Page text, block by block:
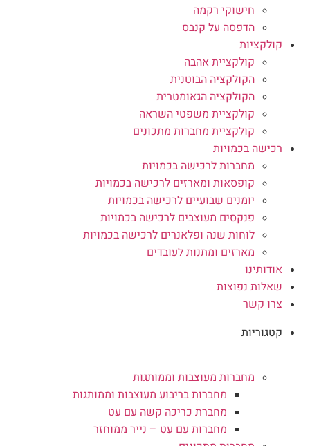
חישוקי רקמה
הדפסה על קנבס
קולקציות
קולקציית אהבה
הקולקציה הבוטנית
הקולקציה הגאומטרית
קולקציית משפטי השראה
קולקציית מחברות מתכונים
רכישה בכמויות
מחברות לרכישה בכמויות
קופסאות ומארזים לרכישה בכמויות
יומנים שבועיים לרכישה בכמויות
פנקסים מעוצבים לרכישה בכמויות
לוחות שנה ופלאנרים לרכישה בכמויות
מארזים ומתנות לעובדים
אודותינו
שאלות נפוצות
צרו קשר
קטגוריות
מחברות מעוצבות וממותגות
מחברות בריבוע מעוצבות וממותגות
מחברת כריכה קשה עם עט
מחברות עם עט – נייר ממוחזר